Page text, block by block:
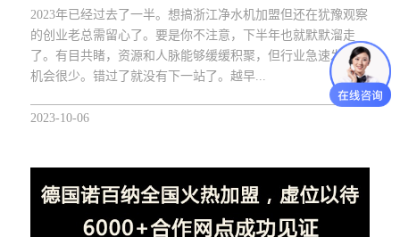
2023年已经过去了一半。想搞浙江净水机加盟但还在犹豫观察
的创业老总需留心了。要是你不注意，下半年也就默默溜走
了。有目共睹，资源和人脉能够缓缓积聚，但行业急速发展的
机会很少。错过了就没有下一站了。越早...
2023-10-06